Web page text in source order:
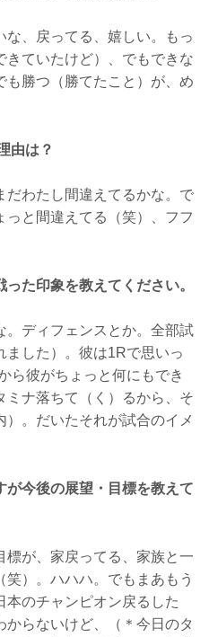
戻ってる、嬉しい。もっ
きていたけど）、でもできな
勝つ（勝てたこと）が、め
由は？
わたし間違えてるかな。で
っと間違えてる（笑）、フフ
た印象を教えてください。
ディフェンスとか。全部試
した）。彼は1Rで思いっ
ら彼がちょっと何にもでき
ミナ落ちて（く）るから、そ
。だいたそれが試合のイメ
が今後の展望・目標を教えて
が、家戻ってる、家族と一
）。ハハハ。でもまあもう
のチャンピオン戻るした
らないけど、（＊今日のタ